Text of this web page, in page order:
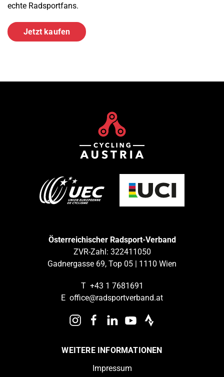
echte Radsportfans.
Jetzt kaufen
Österreichischer Radsport-Verband
ZVR-Zahl: 322411050
Gadnergasse 69, Top 05 | 1110 Wien
T +43 1 7681691
E office@radsportverband.at
WEITERE INFORMATIONEN
Impressum